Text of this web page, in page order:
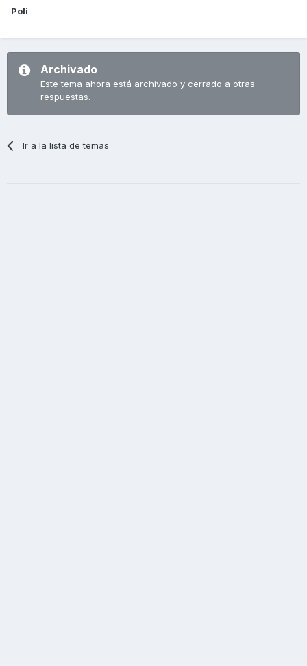
Poli
Archivado
Este tema ahora está archivado y cerrado a otras
respuestas.
Ir a la lista de temas